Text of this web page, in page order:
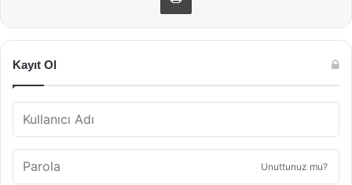
Kayıt Ol
Unuttunuz mu?